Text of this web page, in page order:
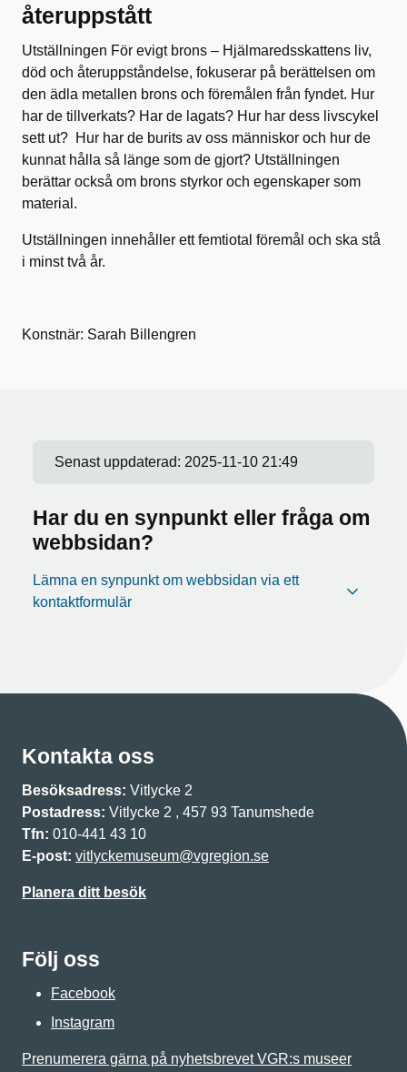
återuppstått
Utställningen För evigt brons – Hjälmaredsskattens liv,
död och återuppståndelse, fokuserar på berättelsen om
den ädla metallen brons och föremålen från fyndet. Hur
har de tillverkats? Har de lagats? Hur har dess livscykel
sett ut? Hur har de burits av oss människor och hur de
kunnat hålla så länge som de gjort? Utställningen
berättar också om brons styrkor och egenskaper som
material.
Utställningen innehåller ett femtiotal föremål och ska stå
i minst två år.
Konstnär: Sarah Billengren
Senast uppdaterad: 2025-11-10 21:49
Har du en synpunkt eller fråga om
webbsidan?
Lämna en synpunkt om webbsidan via ett
kontaktformulär
Kontakta oss
Besöksadress: Vitlycke 2
Postadress: Vitlycke 2 , 457 93 Tanumshede
Tfn: 010-441 43 10
E-post: vitlyckemuseum@vgregion.se
Planera ditt besök
Följ oss
Facebook
Instagram
Prenumerera gärna på nyhetsbrevet VGR:s museer